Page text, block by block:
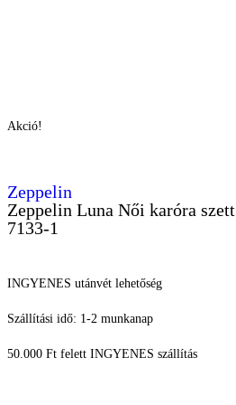
Akció!
Zeppelin
Zeppelin Luna Női karóra szett
7133-1
INGYENES utánvét lehetőség
Szállítási idő: 1-2 munkanap
50.000 Ft felett INGYENES szállítás